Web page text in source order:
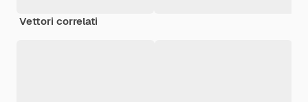
Vettori correlati